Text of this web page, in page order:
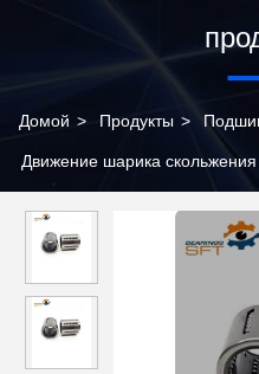
Домой > Продукты >
Движение шарика